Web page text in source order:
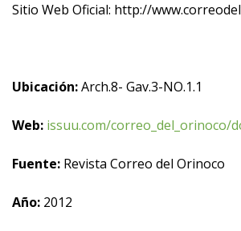
Sitio Web Oficial: http://
Ubicación:Arch.8- Gav.3-NO.1.1
Web: issuu.com/correo_del_orinoco/
Fuente: Revista Correo del Orinoco
Año: 2012